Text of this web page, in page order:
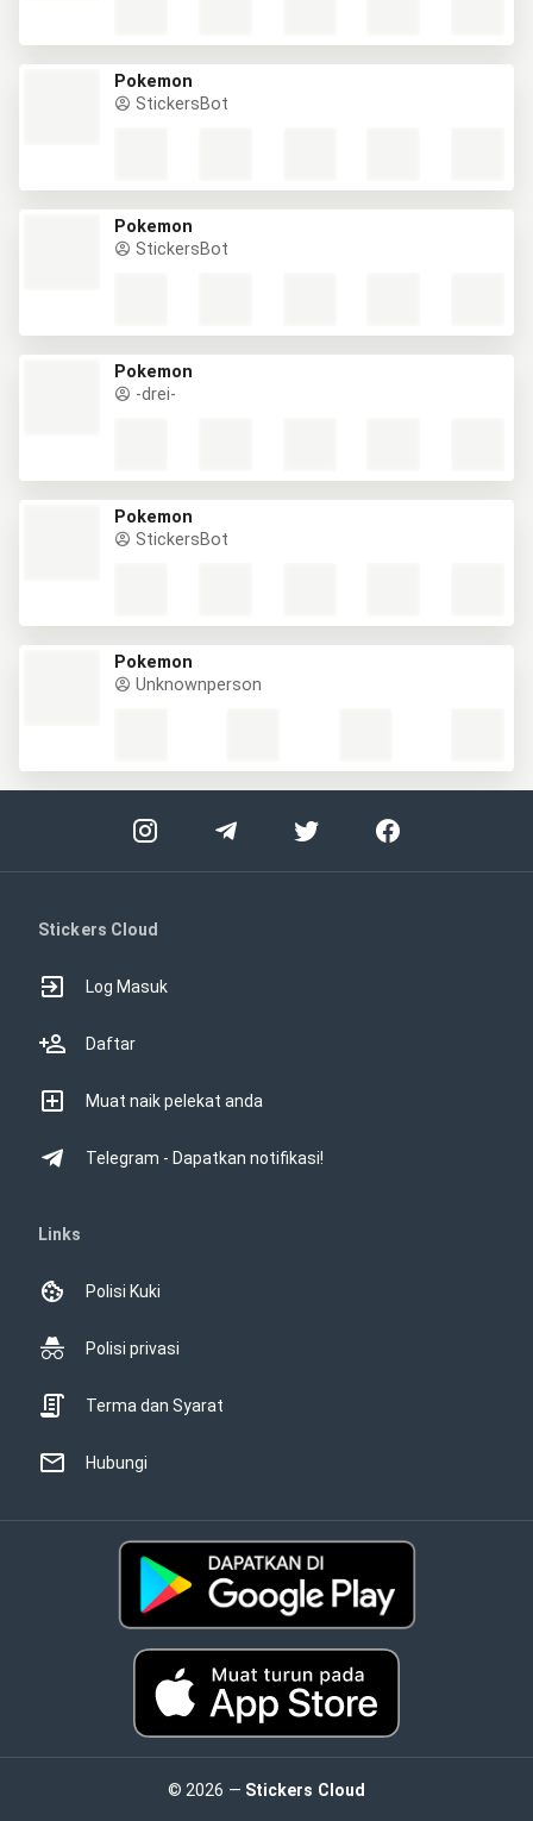
Pokemon
StickersBot
Pokemon
StickersBot
Pokemon
-drei-
Pokemon
StickersBot
Pokemon
Unknownperson
Stickers Cloud
Log Masuk
Daftar
Muat naik pelekat anda
Telegram - Dapatkan notifikasi!
Links
Polisi Kuki
Polisi privasi
Terma dan Syarat
Hubungi
© 2026 — Stickers Cloud